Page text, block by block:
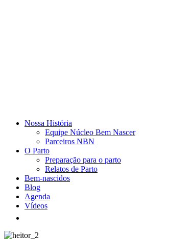
Nossa História
Equipe Núcleo Bem Nascer
Parceiros NBN
O Parto
Preparação para o parto
Relatos de Parto
Bem-nascidos
Blog
Agenda
Vídeos